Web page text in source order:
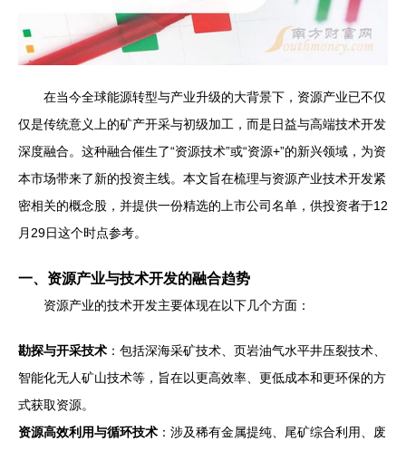
在当今全球能源转型与产业升级的大背景下，资源产业已不仅
仅是传统意义上的矿产开采与初级加工，而是日益与高端技术开发
深度融合。这种融合催生了“资源技术”或“资源+”的新兴领域，为资
本市场带来了新的投资主线。本文旨在梳理与资源产业技术开发紧
密相关的概念股，并提供一份精选的上市公司名单，供投资者于12
月29日这个时点参考。
一、资源产业与技术开发的融合趋势
资源产业的技术开发主要体现在以下几个方面：
勘探与开采技术 ：包括深海采矿技术、页岩油气水平井压裂技术、
智能化无人矿山技术等，旨在以更高效率、更低成本和更环保的方
式获取资源。
资源高效利用与循环技术 ：涉及稀有金属提纯、尾矿综合利用、废